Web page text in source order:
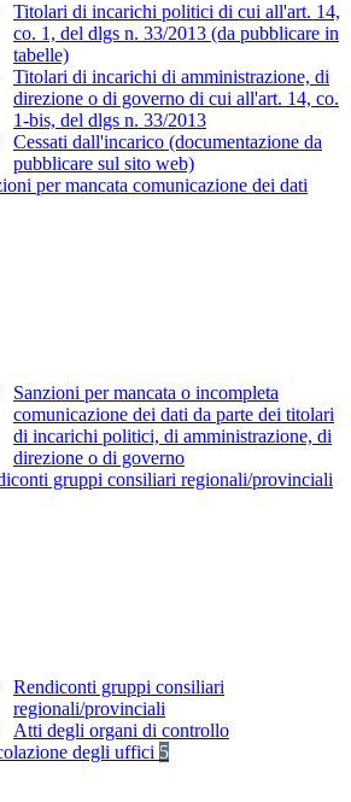
Titolari di incarichi politici di cui all'art. 14,
co. 1, del dlgs n. 33/2013 (da pubblicare in
tabelle)
Titolari di incarichi di amministrazione, di
direzione o di governo di cui all'art. 14, co.
1-bis, del dlgs n. 33/2013
Cessati dall'incarico (documentazione da
pubblicare sul sito web)
per mancata comunicazione dei dati
Sanzioni per mancata o incompleta
comunicazione dei dati da parte dei titolari
di incarichi politici, di amministrazione, di
direzione o di governo
gruppi consiliari regionali/provinciali
Rendiconti gruppi consiliari
regionali/provinciali
Atti degli organi di controllo
degli uffici 5